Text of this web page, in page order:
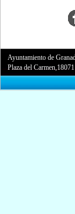
Ayuntamiento de
Plaza del